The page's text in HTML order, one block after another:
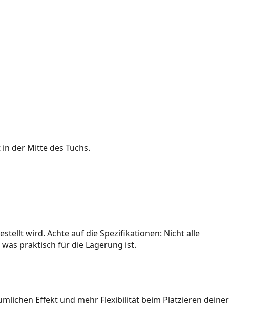
der Mitte des Tuchs.
wird. Achte auf die Spezifikationen: Nicht alle
praktisch für die Lagerung ist.
Effekt und mehr Flexibilität beim Platzieren deiner